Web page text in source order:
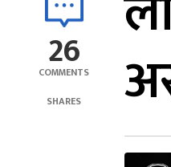
26
COMMENTS
SHARES